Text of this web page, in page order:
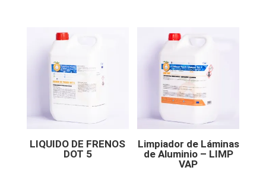
LIQUIDO DE FRENOS
DOT 5
Limpiador de Láminas
de Aluminio – LIMP
VAP